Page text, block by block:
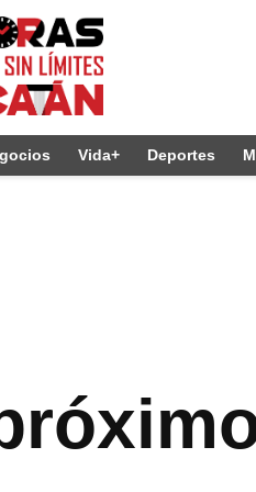
Vida+ Deportes